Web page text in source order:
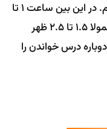
شروع می‌کردم و تا 12 شب ادامه می‌دادم. در این بین ساعت 1 تا
3 بعد از ظهر هم استراحت می‌کردم. معمولا 1.5 تا 2.5 ظهر
درس خواندن را